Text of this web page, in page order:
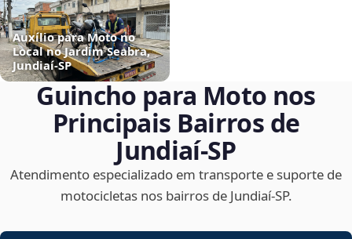
Auxílio para Moto no
Local no Jardim Seabra,
Jundiaí‑SP
Guincho para Moto nos
Principais Bairros de
Jundiaí‑SP
Atendimento especializado em transporte e suporte de
motocicletas nos bairros de Jundiaí‑SP.